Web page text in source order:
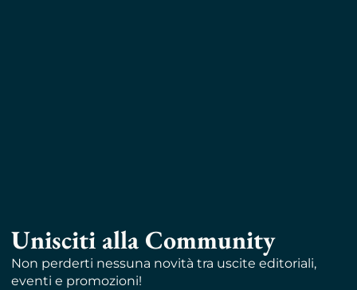
Unisciti alla Community
Non perderti nessuna novità tra uscite editoriali,
eventi e promozioni!